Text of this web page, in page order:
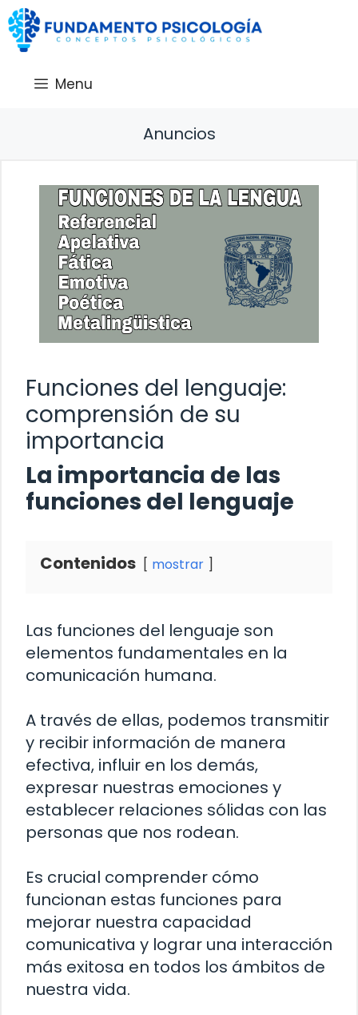
Saltar
al
contenido
Menu
Anuncios
Funciones del lenguaje:
comprensión de su
importancia
La importancia de las
funciones del lenguaje
Contenidos mostrar
Las funciones del lenguaje son
elementos fundamentales en la
comunicación humana.
A través de ellas, podemos transmitir
y recibir información de manera
efectiva, influir en los demás,
expresar nuestras emociones y
establecer relaciones sólidas con las
personas que nos rodean.
Es crucial comprender cómo
funcionan estas funciones para
mejorar nuestra capacidad
comunicativa y lograr una interacción
más exitosa en todos los ámbitos de
nuestra vida.